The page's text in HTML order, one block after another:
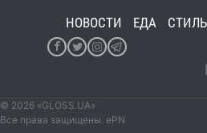
НОВОСТИ ЕДА
© 2026 «GLOSS.UA»
Все права защищены. ePN